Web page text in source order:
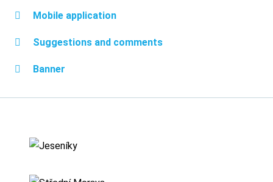
Mobile application
Suggestions and comments
Banner